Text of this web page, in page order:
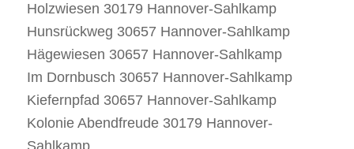
Holzwiesen 30179 Hannover-Sahlkamp
Hunsrückweg 30657 Hannover-Sahlkamp
Hägewiesen 30657 Hannover-Sahlkamp
Im Dornbusch 30657 Hannover-Sahlkamp
Kiefernpfad 30657 Hannover-Sahlkamp
Kolonie Abendfreude 30179 Hannover-
Sahlkamp